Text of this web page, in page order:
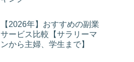
【2026年】おすすめの副業
サービス比較【サラリーマ
ンから主婦、学生まで】